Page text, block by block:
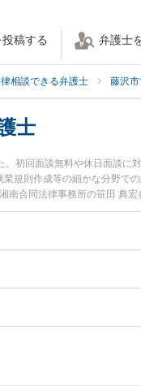
稿する 弁護士
相談できる弁護士 藤沢
士
初回面談無料や休日面談に
規則作成等の細かな分野で
合同法律事務所の笹田 典
護士に相談したい』『海外
約したい』などでお困りの